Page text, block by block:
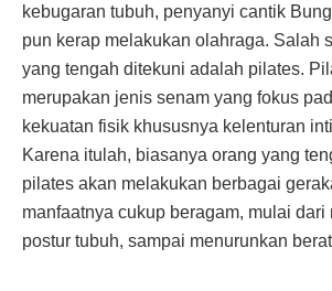
kebugaran tubuh, penyanyi cantik
pun kerap melakukan olahraga. Salah
yang tengah ditekuni adalah pilates.
merupakan jenis senam yang fokus
kekuatan fisik khususnya kelenturan
Karena itulah, biasanya orang yang
pilates akan melakukan berbagai
manfaatnya cukup beragam, mulai dari
postur tubuh, sampai menurunkan